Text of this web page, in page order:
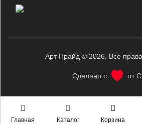
Арт Прайд © 2026. Все
Сделано с от
Главная Каталог Корзина